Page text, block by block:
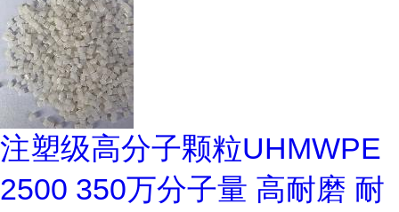
注塑级高分子颗粒UHMWPE
2500 350万分子量 高耐磨 耐